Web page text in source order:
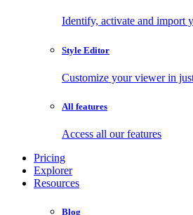
Identify, activate and import
Style Editor
Customize your viewer in
All features
Access all our features
Pricing
Explorer
Resources
Blog